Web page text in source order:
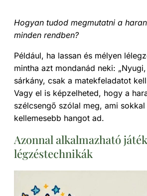
Hogyan tudod megmutatni a
minden rendben?
Például, ha lassan és mélyen
mintha azt mondanád neki:
sárkány, csak a matekfeladatot
Vagy el is képzelheted, hogy a
szélcsengő szólal meg, ami
kellemesebb hangot ad.
Azonnal alkalmazható
légzéstechnikák